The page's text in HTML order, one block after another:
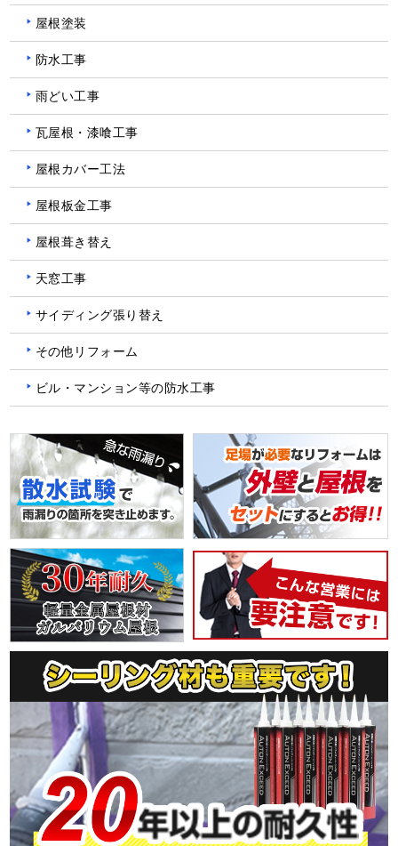
屋根塗装
防水工事
雨どい工事
瓦屋根・漆喰工事
屋根カバー工法
屋根板金工事
屋根葺き替え
天窓工事
サイディング張り替え
その他リフォーム
ビル・マンション等の防水工事